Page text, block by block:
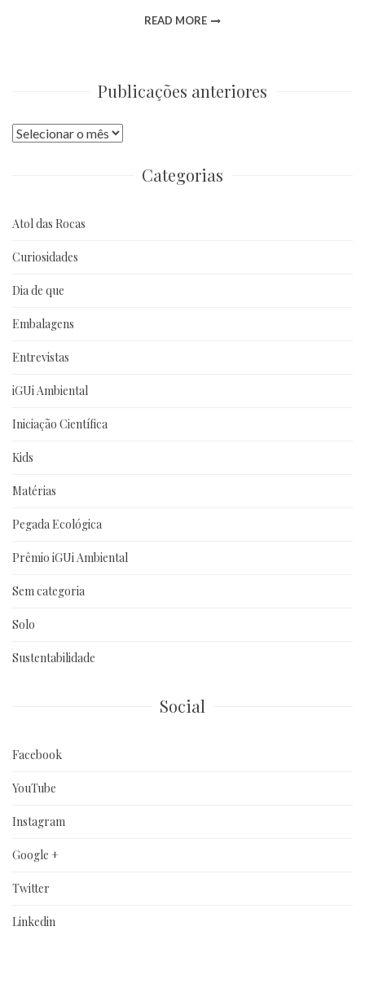
READ MORE
Publicações anteriores
Publicações
Categorias
Atol das Rocas
Curiosidades
Dia de que
Embalagens
Entrevistas
iGUi Ambiental
Iniciação Científica
Kids
Matérias
Pegada Ecológica
Prêmio iGUi Ambiental
Sem categoria
Solo
Sustentabilidade
Social
Facebook
YouTube
Instagram
Google +
Twitter
Linkedin